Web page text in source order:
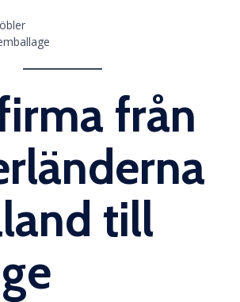
från
till